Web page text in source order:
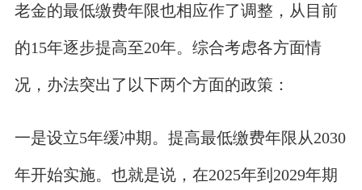
老金的最低缴费年限也相应作了调整，从目前
的15年逐步提高至20年。综合考虑各方面情
况，办法突出了以下两个方面的政策：
一是设立5年缓冲期。提高最低缴费年限从2030
年开始实施。也就是说，在2025年到2029年期